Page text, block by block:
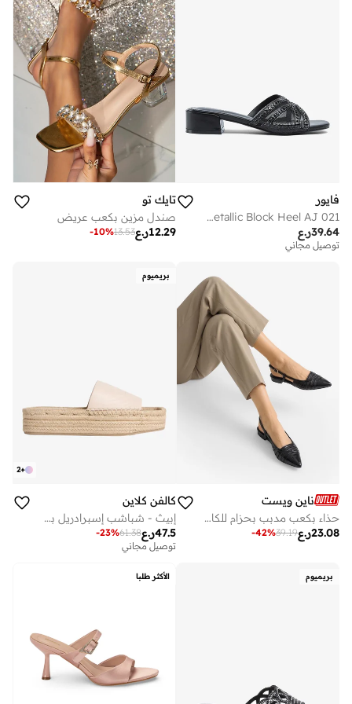
فايور
Stylish Ornate Metallic Block Heel AJ 021
ر.ع39.64
توصيل مجاني
تايك تو
صندل مزين بكعب عريض
ر.ع12.29
13.53
-10%
ناين ويست
حذاء بكعب مدبب بحزام للكاحل
ر.ع23.08
39.19
-42%
بريميوم
+
2
كالفن كلاين
إبيث - شباشب إسبرادريل بمنصة
ر.ع47.5
61.38
-23%
توصيل مجاني
بريميوم الأكثر طلبا